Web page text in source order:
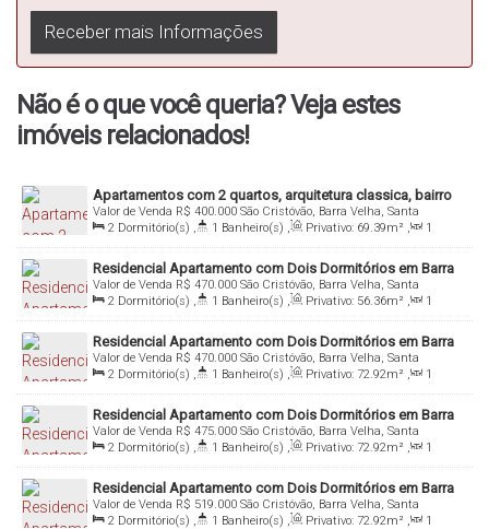
Não perca essa oportunidade única!
Agende agora mesmo a sua visita e venha conhecer o seu
novo lar.
morar em um imóvel do tipo Residencial - Apartamento.
Estamos aguardando por você! 🌟🔑🏡
Não é o que você queria? Veja estes
imóveis relacionados!
Apartamentos com 2 quartos, arquitetura classica, bairro
São Cristóvão em Barra Velha - SC
R$ 400.000
Valor de Venda
São Cristóvão, Barra Velha, Santa
Catarina, Brasil
2 Dormitório(s) , 1 Banheiro(s) , Privativo: 69.39m² ,
1
Sala(s) , 1 Suíte(s) , Total: 69.39m² , 1 Vaga(s) ,
2500m
Distância do Mar
69
Residencial Apartamento com Dois Dormitórios em Barra
Velha -
R$ 470.000
Valor de Venda
São Cristóvão, Barra Velha, Santa
Catarina, Brasil
2 Dormitório(s) , 1 Banheiro(s) , Privativo: 56.36m² ,
1
Sala(s) , Total: 56.36m² , 1 Vaga(s) , 2mDistância do Mar ,
Útil:
56 m²
Residencial Apartamento com Dois Dormitórios em Barra
Velha -
R$ 470.000
Valor de Venda
São Cristóvão, Barra Velha, Santa
Catarina, Brasil
2 Dormitório(s) , 1 Banheiro(s) , Privativo: 72.92m² ,
1
Sala(s) , Total: 72.92m² , 1 Vaga(s) , 2mDistância do Mar ,
Útil:
72 m² Terreno: 4200 m²
Residencial Apartamento com Dois Dormitórios em Barra
Velha -
R$ 475.000
Valor de Venda
São Cristóvão, Barra Velha, Santa
Catarina, Brasil
2 Dormitório(s) , 1 Banheiro(s) , Privativo: 72.92m² ,
1
Sala(s) , Total: 72.92m² , 1 Vaga(s) , 2mDistância do Mar ,
Útil:
72 m² Terreno: 4200 m²
Residencial Apartamento com Dois Dormitórios em Barra
Velha -
R$ 519.000
Valor de Venda
São Cristóvão, Barra Velha, Santa
Catarina, Brasil
2 Dormitório(s) , 1 Banheiro(s) , Privativo: 72.92m² ,
1